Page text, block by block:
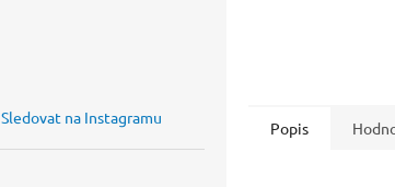
Sledovat na Instagramu
Popis